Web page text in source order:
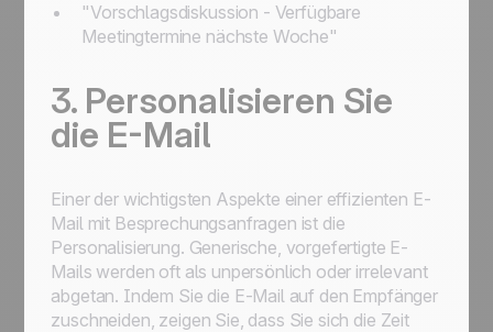
"Vorschlagsdiskussion - Verfügbare
Meetingtermine nächste Woche"
3. Personalisieren Sie
die E-Mail
Einer der wichtigsten Aspekte einer effizienten E-
Mail mit Besprechungsanfragen ist die
Personalisierung. Generische, vorgefertigte E-
Mails werden oft als unpersönlich oder irrelevant
abgetan. Indem Sie die E-Mail auf den Empfänger
zuschneiden, zeigen Sie, dass Sie sich die Zeit